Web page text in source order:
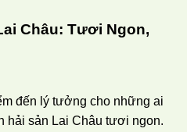
Châu: Tươi Ngon,
đến lý tưởng cho những ai
hải sản Lai Châu tươi ngon.